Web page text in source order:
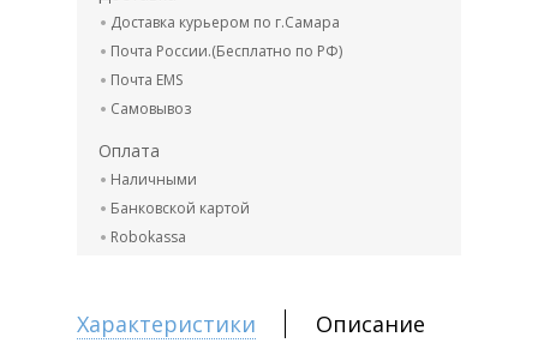
Доставка курьером по г.Самара
Почта России.(Бесплатно по РФ)
Почта EMS
Самовывоз
Оплата
Наличными
Банковской картой
Robokassa
Характеристики Описание